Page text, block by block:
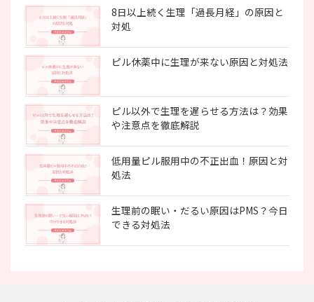
8日以上続く生理「過長月経」の原因と
対処
ピル休薬中に生理が来ない原因と対処法
ピル以外で生理を遅らせる方法は？効果
や注意点を徹底解説
低用量ピル服用中の不正出血！原因と対
処法
生理前の眠い・だるい原因はPMS？今日
できる対処法